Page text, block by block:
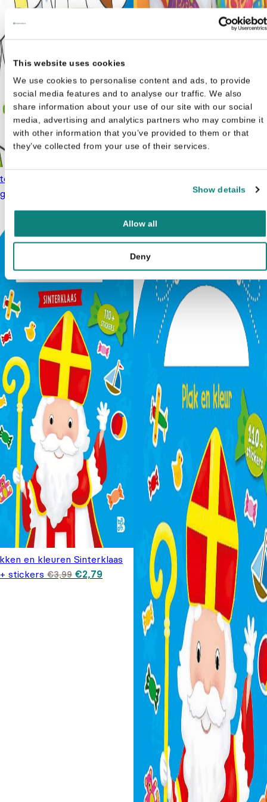
This website uses cookies
We use cookies to personalise content and ads, to provide
social media features and to analyse our traffic. We also
share information about your use of our site with our social
media, advertising and analytics partners who may combine it
with other information that you’ve provided to them or that
they’ve collected from your use of their services.
Show details
Allow all
Deny
- Kleur en ontdek -
kleurboek
4,99
en kleuren Sinterklaas
stickers €3,99 Oorspronkelijke
prijs was:
€2,79Huidige
prijs is: